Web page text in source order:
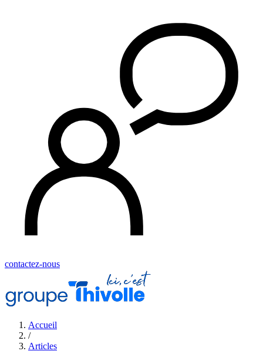
contactez-nous
Accueil
/
Articles